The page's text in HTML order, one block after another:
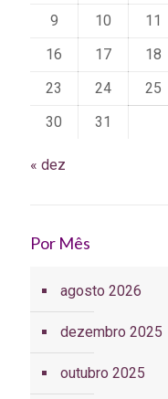
9
10 11
16
17 18
23
24 25
30
31
« dez
Por Mês
agosto 2026
dezembro 2025
outubro 2025